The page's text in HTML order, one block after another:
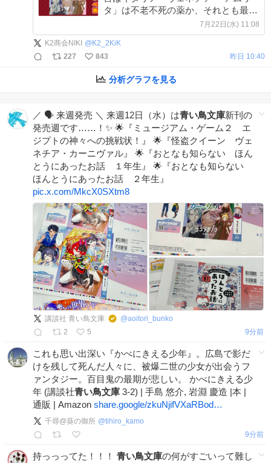
タ」は不老不死の薬か、それとも最終
に、赤い夢学園会員限定で超増量試し
読み公開✨↓↓
cocreco.kodansha.co.jp/cocreco/gener
7月22日(水) 11:08
K2商会NIKI @ K2_2KiK
227
843 昨日 10:40
分析グラフを見る
／ 🗣️ 来週発売 ＼ 来週12日（水）は青い鳥文庫新刊の
発売週です……！✨ 🌟『ミュージアム・ゲーム２ エ
ジプトの神々への挑戦状！』 🌟『怪盗クイーン ヴェ
ネチア・カーニヴァル』 🌟『おとなも知らない ほん
とうにあったお話 １年生』 🌟『おとなも知らない
ほんとうにあったお話 ２年生』
pic.x.com/MkcX0SXtm8
講談社 青い鳥文庫 @aoitori_bunko
2
5 9分前
これも思い出深い『かべにきえる少年』。広島で影だ
けを残して死んだ人々に、被爆二世の少女が出会うフ
ァンタジー。百目鬼の最期が悲しい。 かべにきえる少
年 (講談社青い鳥文庫 3-2) | 手島 悠介, 岩淵 慶造 |本 |
通販 | Amazon share.google/zkuNjifVXaRBod…
千尋@葵の御所 @tihiro_kamo
9分前
持っっってた！！！ 青い鳥文庫の何がすごいって難し